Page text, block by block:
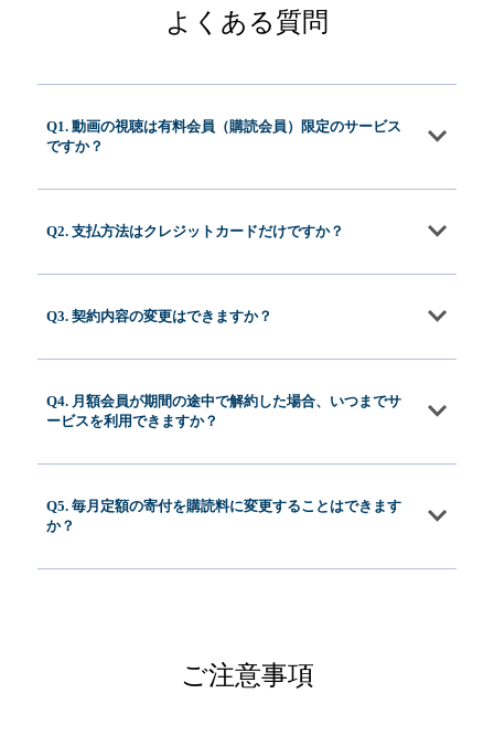
よくある質問
Q1. 動画の視聴は有料会員（購読会員）限定のサービス
ですか？
Q2. 支払方法はクレジットカードだけですか？
Q3. 契約内容の変更はできますか？
Q4. 月額会員が期間の途中で解約した場合、いつまでサ
ービスを利用できますか？
Q5. 毎月定額の寄付を購読料に変更することはできます
か？
ご注意事項